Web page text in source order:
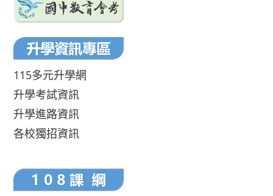
115多元升學網
升學考試資訊
升學進路資訊
各校獨招資訊